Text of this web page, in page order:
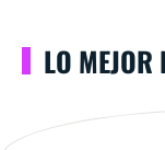
LO MEJOR